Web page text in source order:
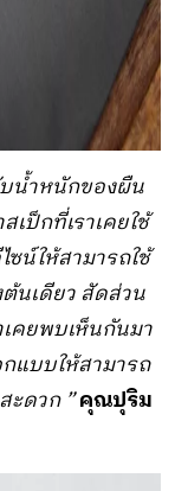
บน้ำหนักของผืน
ป็กที่เราเคยใช้
ซน์ให้สามารถใช้
นเดียว สัดส่วน
คยพบเห็นกันมา
แบบให้สามารถ
ะดวก ”คุณปุริม